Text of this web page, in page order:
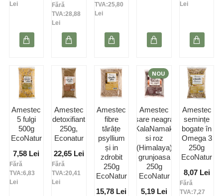
Lei
Fără
TVA:28,88
Lei
TVA:25,80
Lei
Lei
Amestec
5 fulgi
500g
EcoNatur
7,58 Lei
Fără
TVA:6,83
Lei
Amestec
detoxifiant
250g,
Econatur
22,65 Lei
Fără
TVA:20,41
Lei
Amestec
fibre
tărâțe
psyllium
și in
zdrobit
250g
EcoNatur
15,78 Lei
NOU
Amestec
sare neagra
(KalaNamak)
si roz
(Himalaya)
grunjoasa
250g
EcoNatur
5,19 Lei
Amestec
semințe
bogate în
Omega 3
250g
EcoNatur
8,07 Lei
Fără
TVA:7,27